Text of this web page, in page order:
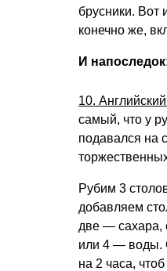
брусники. Вот
конечно же,
И
10.
самый, что у
подавался на
Рубим 3
добавляем
две — сахара,
или 4 — воды.
на 2 часа,